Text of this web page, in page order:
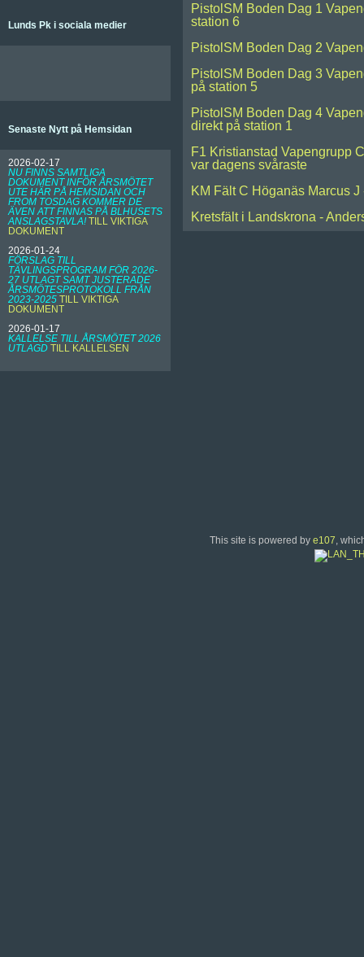
Lunds Pk i sociala medier
Senaste Nytt på Hemsidan
2026-02-17
NU FINNS SAMTLIGA
DOKUMENT INFÖR ÅRSMÖTET
UTE HÄR PÅ HEMSIDAN OCH
FROM TOSDAG KOMMER DE
ÄVEN ATT FINNAS PÅ BLHUSETS
ANSLAGSTAVLA! TILL VIKTIGA
DOKUMENT
2026-01-24
FÖRSLAG TILL
TÄVLINGSPROGRAM FÖR 2026-
27 UTLAGT SAMT JUSTERADE
ÅRSMÖTESPROTOKOLL FRÅN
2023-2025 TILL VIKTIGA
DOKUMENT
2026-01-17
KALLELSE TILL ÅRSMÖTET 2026
UTLAGD TILL KALLELSEN
PistolSM Boden Dag 1
station 6
PistolSM Boden Dag 2
PistolSM Boden Dag 3
på station 5
PistolSM Boden Dag 4
direkt på station 1
F1 Kristianstad Vapengrupp
var dagens svåraste
KM Fält C Höganäs Marcus
Kretsfält i Landskrona -
This site is powered bye107,